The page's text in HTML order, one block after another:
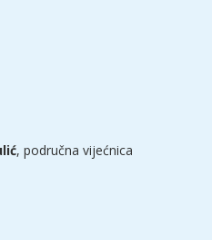
, područna vijećnica